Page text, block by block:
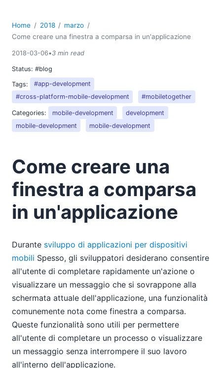
Home 2018
marzo
Come creare una finestra a comparsa in un'applicazione
2018-03-06•3 min read
Status: #blog
Tags:
#app-development
#cross-platform-mobile-development
#mobiletogether
Categories: mobile-development
development
mobile-development
mobile-development
Come creare una
finestra a comparsa
in un'applicazione
Durante sviluppo di applicazioni per dispositivi
mobili Spesso, gli sviluppatori desiderano consentire
all'utente di completare rapidamente un'azione o
visualizzare un messaggio che si sovrappone alla
schermata attuale dell'applicazione, una funzionalità
comunemente nota come finestra a comparsa.
Queste funzionalità sono utili per permettere
all'utente di completare un processo o visualizzare
un messaggio senza interrompere il suo lavoro
all'interno dell'applicazione.